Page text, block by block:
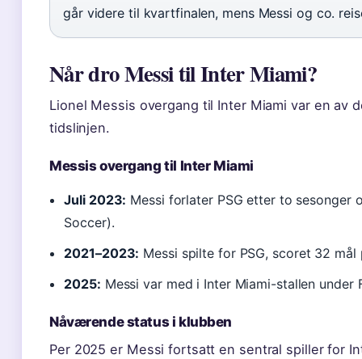
går videre til kvartfinalen, mens Messi og co.
Når dro Messi til Inter Miami?
Lionel Messis overgang til Inter Miami var en av
tidslinjen.
Messis overgang til Inter Miami
Juli 2023: Messi forlater PSG etter to sesonger
Soccer).
2021–2023: Messi spilte for PSG, scoret 32 mål
2025: Messi var med i Inter Miami-stallen under
Nåværende status i klubben
Per 2025 er Messi fortsatt en sentral spiller for